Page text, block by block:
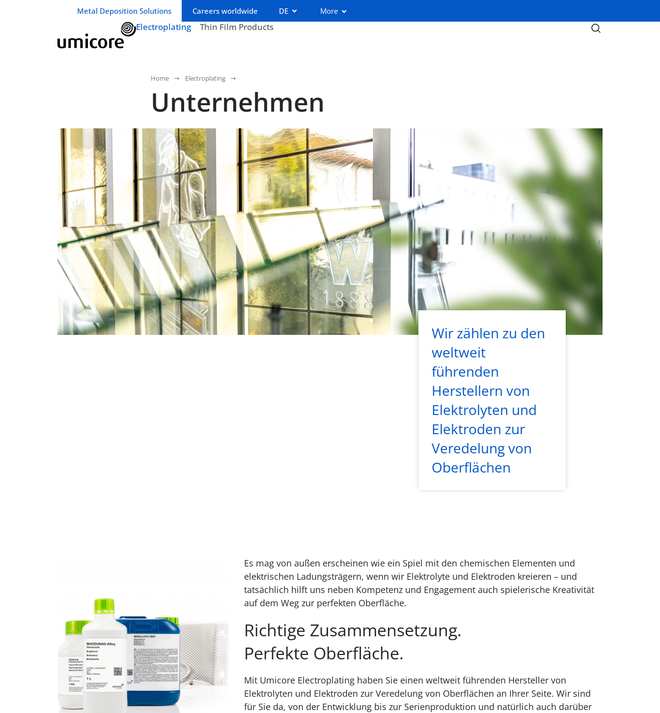
Geschäftsbereich / Abteilung:
Metal Deposition Solutions Careers worldwide DE More
Electroplating Thin Film Products
Home Electroplating
Unternehmen
Wir zählen zu den
weltweit
führenden
Herstellern von
Elektrolyten und
Elektroden zur
Veredelung von
Oberflächen
Es mag von außen erscheinen wie ein Spiel mit den chemischen Elementen und
elektrischen Ladungsträgern, wenn wir Elektrolyte und Elektroden kreieren – und
tatsächlich hilft uns neben Kompetenz und Engagement auch spielerische Kreativität
auf dem Weg zur perfekten Oberfläche.
Richtige Zusammensetzung.
Perfekte Oberfläche.
Mit Umicore Electroplating haben Sie einen weltweit führenden Hersteller von
Elektrolyten und Elektroden zur Veredelung von Oberflächen an Ihrer Seite. Wir sind
für Sie da, von der Entwicklung bis zur Serienproduktion und natürlich auch darüber